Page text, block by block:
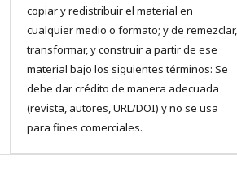
copiar y redistribuir el material en
cualquier medio o formato; y de remezclar,
transformar, y construir a partir de ese
material bajo los siguientes términos: Se
debe dar crédito de manera adecuada
(revista, autores, URL/DOI) y no se usa
para fines comerciales.